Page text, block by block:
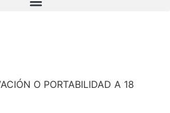
O PORTABILIDAD A 18